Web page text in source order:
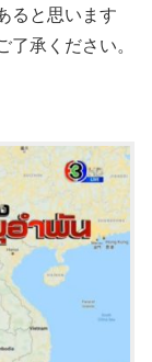
ると思います
承ください。